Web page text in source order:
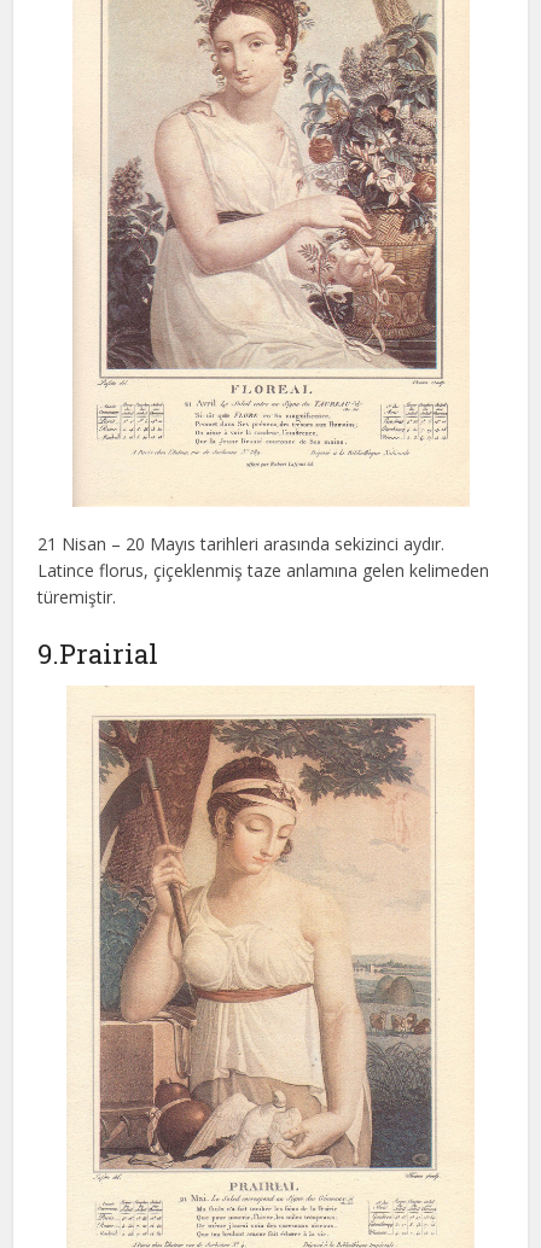
21 Nisan – 20 Mayıs tarihleri arasında sekizinci aydır.
Latince florus, çiçeklenmiş taze anlamına gelen kelimeden
türemiştir.
9.Prairial